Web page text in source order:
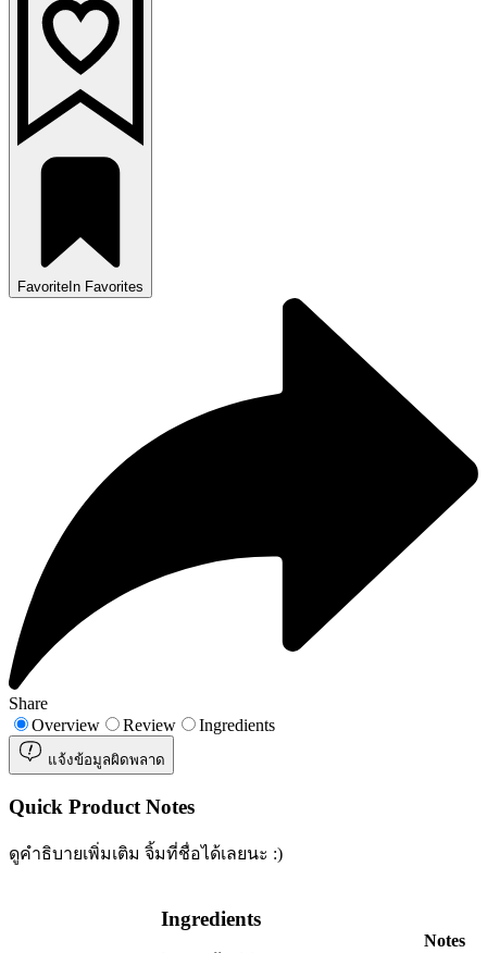
Favorite In Favorites
Share
Overview
Review Ingredients
แจ้งข้อมูลผิดพลาด
Quick Product Notes
ดูคำธิบายเพิ่มเติม จิ้มที่ชื่อได้เลยนะ :)
Ingredients
Notes